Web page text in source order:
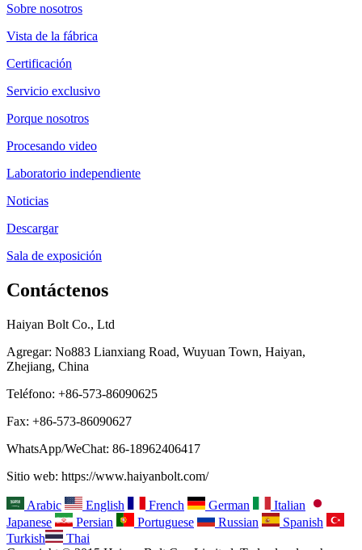
Sobre nosotros
Vista de la fábrica
Certificación
Servicio exclusivo
Porque nosotros
Procesando video
Laboratorio independiente
Noticias
Descargar
Sala de exposición
Contáctenos
Haiyan Bolt Co., Ltd
Agregar: No883 Lianxiang Road, Wuyuan Town, Haiyan,
Zhejiang, China
Teléfono: +86-573-86090625
Fax: +86-573-86090627
WhatsApp/WeChat: 86-18962406417
Sitio web: https://www.haiyanbolt.com/
Arabic English French German
Italian
Japanese
Persian Portuguese Russian
Spanish
Turkish
Thai